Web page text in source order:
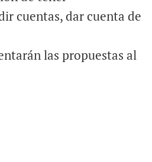
cuentas, dar cuenta de
las propuestas al